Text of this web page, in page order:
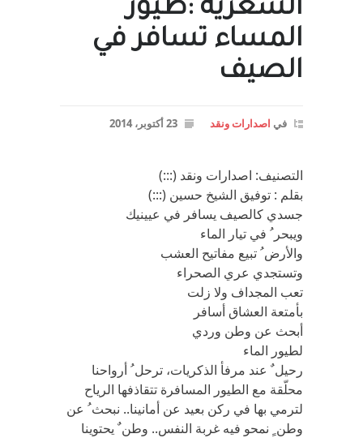
الشعرية :طيور
المساء تسافر في
الصيف
في اصدارات ونقد 23 أكتوبر، 2014
التصنيف: اصدارات ونقد (:::)
بقلم : توفيق الشيخ حسين (:::)
جسدي كالصيف يسافر في عيينيك
ويبحر ُ في تيار الماء
والأرض ُ تبيع مفاتيح العشب
وتستجدي عري الصحراء
تعب المجداف ولا زلت
بأمتعة العشاق أسافر
أبحث عن وطن وردي
لطيور الماء
رحيل ٌ عند مرفأ الذكريات، ترحل ُ أرواحنا
محلّقة مع الطيور المسافرة تتقاذفها الرياح
لترمي بها في ركن بعيد عن أمانينا.. نبحث ُ عن
وطن ٍ نمحو فيه غربة النفس.. وطن ٌ يحتوينا